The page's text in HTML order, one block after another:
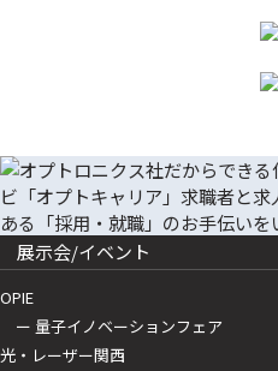
展示会/イベント
OPIE
ー 量子イノベーションフェア
光・レーザー関西